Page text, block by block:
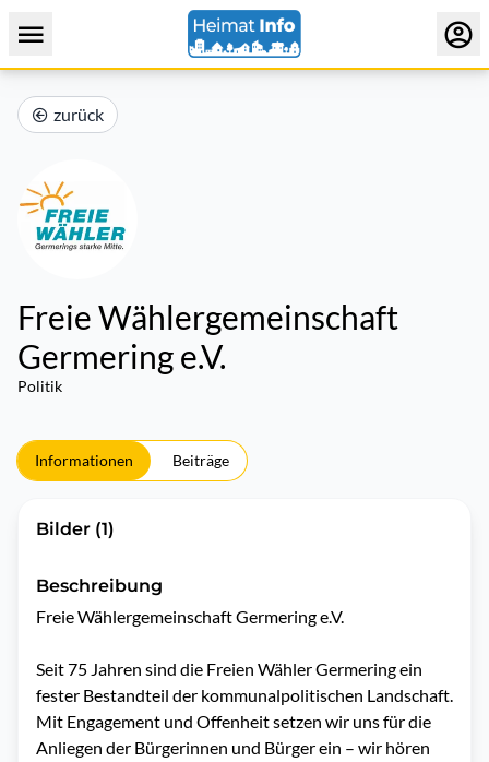
zurück
Freie Wählergemeinschaft
Germering e.V.
Politik
Informationen Beiträge
Bilder (1)
Beschreibung
Freie Wählergemeinschaft Germering e.V.
Seit 75 Jahren sind die Freien Wähler Germering ein
fester Bestandteil der kommunalpolitischen Landschaft.
Mit Engagement und Offenheit setzen wir uns für die
Anliegen der Bürgerinnen und Bürger ein – wir hören